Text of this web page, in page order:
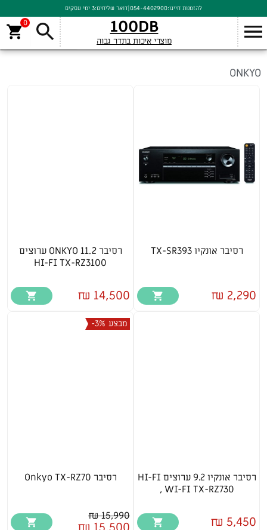
להזמנות חייגו:054-4402900
|דואר שליחים:3 ימי עסקים
100DB
מוצרי איכות בתדר גבוה
0
ONKYO
רסיבר אונקיו TX-SR393
2,290 ₪
רסיבר 11.2 ONKYO ערוצים
HI-FI TX-RZ3100
14,500 ₪
רסיבר אונקיו 9.2 ערוצים HI-FI
, WI-FI TX-RZ730
5,450 ₪
מבצע -3%
רסיבר Onkyo TX-RZ70
15,990 ₪
10 תוצאות (מציג 1 - 10) סינון